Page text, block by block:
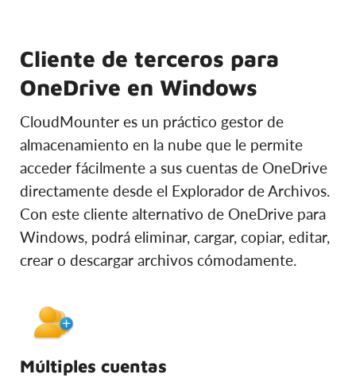
Cliente de terceros para
OneDrive en Windows
CloudMounter es un práctico gestor de
almacenamiento en la nube que le permite
acceder fácilmente a sus cuentas de OneDrive
directamente desde el Explorador de Archivos.
Con este cliente alternativo de OneDrive para
Windows, podrá eliminar, cargar, copiar, editar,
crear o descargar archivos cómodamente.
Múltiples cuentas